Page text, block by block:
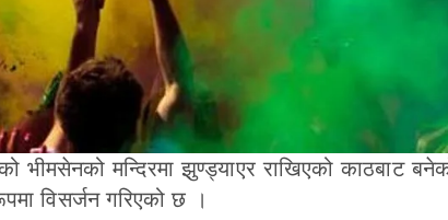
भीमसेनको मन्दिरमा झुण्ड्याएर राखिएको काठबाट
विसर्जन गरिएको छ ।